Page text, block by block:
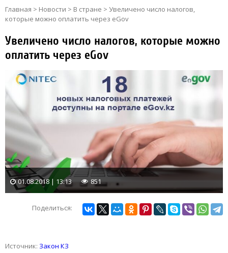
Главная > Новости > В стране > Увеличено число налогов,
которые можно оплатить через eGov
Увеличено число налогов, которые можно
оплатить через eGov
01.08.2018 | 13:13 851
Поделиться:
Источник: Закон КЗ